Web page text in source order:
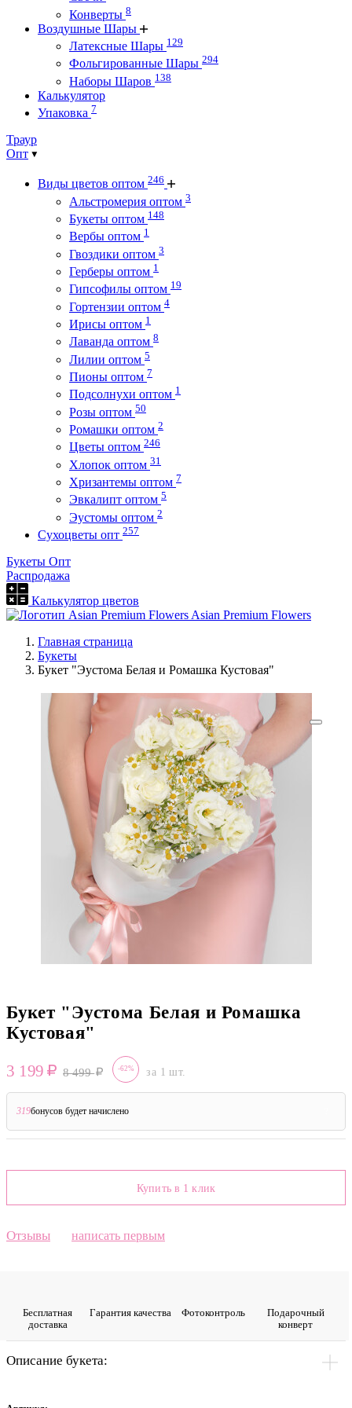
Конверты 8
Воздушные Шары
Латексные Шары 129
Фольгированные Шары 294
Наборы Шаров 138
Калькулятор
Упаковка 7
Траур
Опт
Виды цветов оптом 246
Альстромерия оптом 3
Букеты оптом 148
Вербы оптом 1
Гвоздики оптом 3
Герберы оптом 1
Гипсофилы оптом 19
Гортензии оптом 4
Ирисы оптом 1
Лаванда оптом 8
Лилии оптом 5
Пионы оптом 7
Подсолнухи оптом 1
Розы оптом 50
Ромашки оптом 2
Цветы оптом 246
Хлопок оптом 31
Хризантемы оптом 7
Эвкалипт оптом 5
Эустомы оптом 2
Сухоцветы опт 257
Букеты Опт
Распродажа
Калькулятор цветов
Asian Premium Flowers
Главная страница
Букеты
Букет "Эустома Белая и Ромашка Кустовая"
Букет "Эустома Белая и Ромашка
Кустовая"
3 199 8 499 -62% за 1 шт.
319бонусов будет начислено
Купить в 1 клик
Отзывы написать первым
Бесплатная
доставка
Гарантия качества Фото­контроль
Подарочный
конверт
Описание букета: